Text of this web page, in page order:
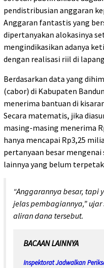
pendistribusian anggaran
Anggaran fantastis yang
dipertanyakan alokasinya
mengindikasikan adanya
dengan realisasi riil di
Berdasarkan data yang
(cabor) di Kabupaten
menerima bantuan di
Secara matematis, jika
masing-masing menerima
hanya mencapai Rp3,25
pertanyaan besar
lainnya yang belum
“Anggarannya besar, tapi
jelas pembagiannya,”
aliran dana tersebut.
BACAAN LAINNYA
Inspektorat Jadwalkan